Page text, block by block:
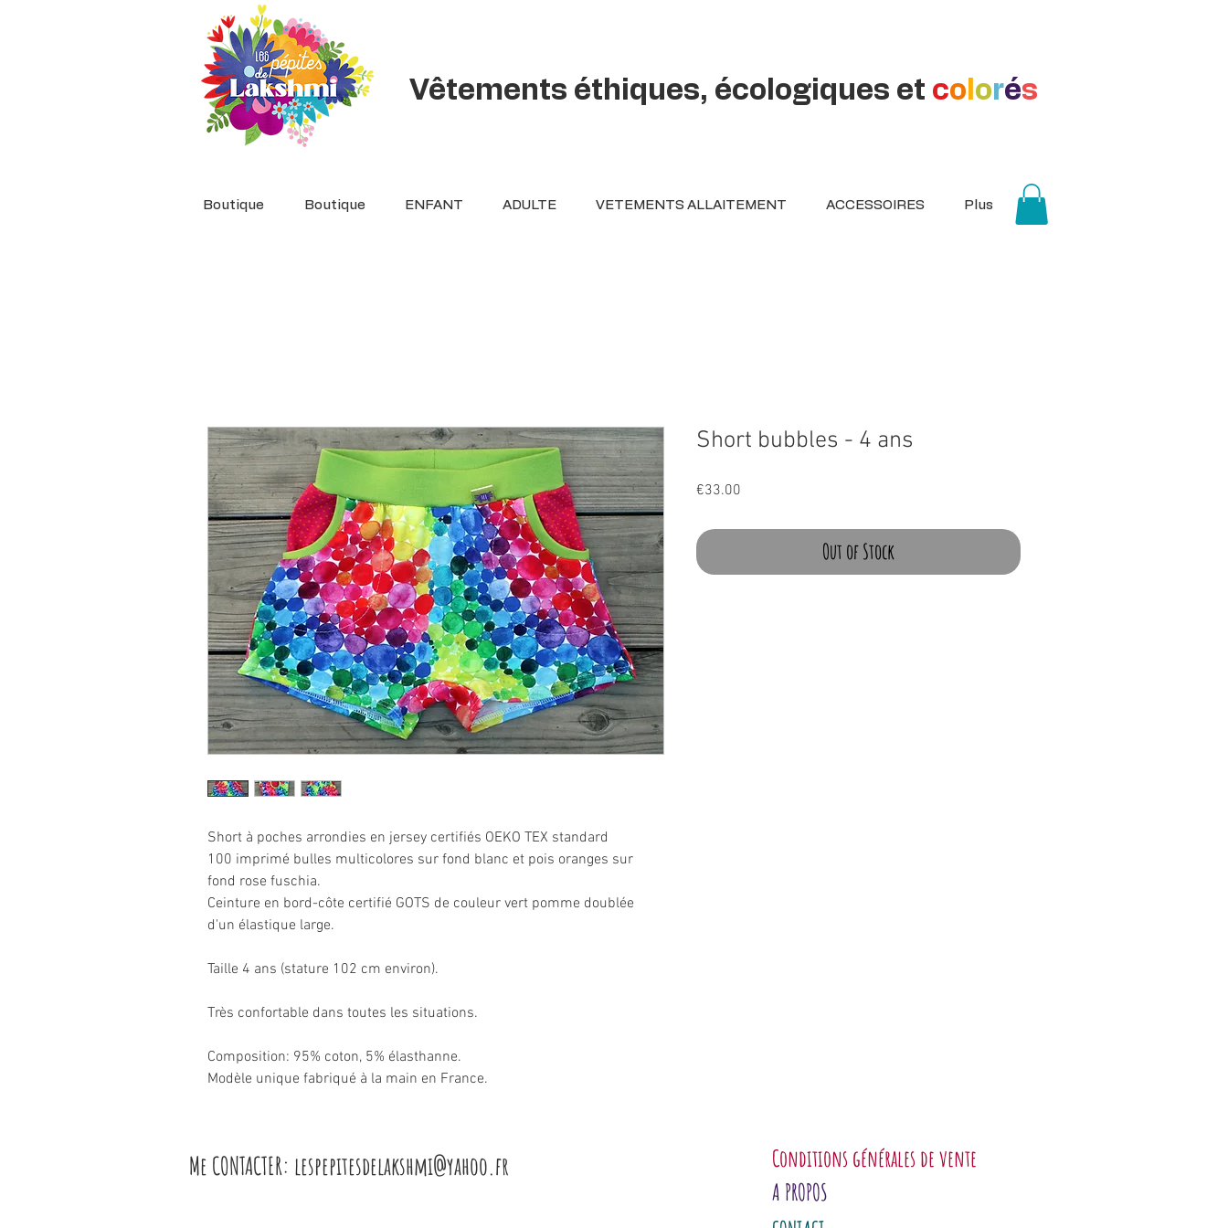
Vêtements éthiques, écologiques et co orés
Boutique Boutique ENFANT ADULTE VETEMENTS ALLAITEMENT ACCESSOIRES Plus
Short à poches arrondies en jersey certifiés OEKO TEX standard
100 imprimé bulles multicolores sur fond blanc et pois oranges sur
fond rose fuschia.
Ceinture en bord-côte certifié GOTS de couleur vert pomme doublée
d'un élastique large.
Taille 4 ans (stature 102 cm environ).
Très confortable dans toutes les situations.
Composition: 95% coton, 5% élasthanne.
Modèle unique fabriqué à la main en France.
Short bubbles - 4 ans
€33.00
Out of Stock
Conditions générales de vente
Me CONTACTER: lespepitesdelakshmi@yahoo.fr
A PROPOS